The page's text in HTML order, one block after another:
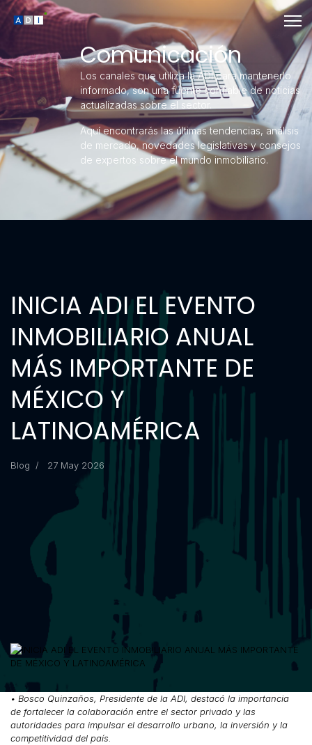
Comunicación
Los canales que utiliza la ADI para mantenerlo
informado, son una fuente confiable de noticias
actualizadas sobre el sector.
Aquí encontrarás las últimas tendencias, análisis
de mercado, novedades legislativas y consejos
de expertos sobre el mundo inmobiliario.
INICIA ADI EL EVENTO
INMOBILIARIO ANUAL
MÁS IMPORTANTE DE
MÉXICO Y
LATINOAMÉRICA
Blog 27 May 2026
• Bosco Quinzaños, Presidente de la ADI, destacó la importancia
de fortalecer la colaboración entre el sector privado y las
autoridades para impulsar el desarrollo urbano, la inversión y la
competitividad del país.